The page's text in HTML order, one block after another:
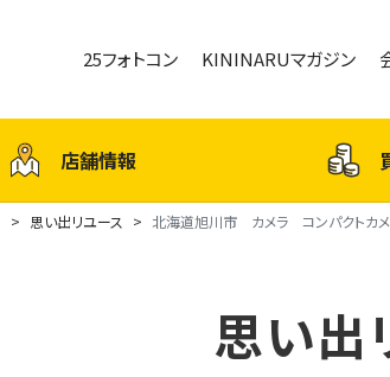
25フォトコン KININARUマガジン
店舗情報
思い出リユース 北海道旭川市 カメラ コンパクト
思い出